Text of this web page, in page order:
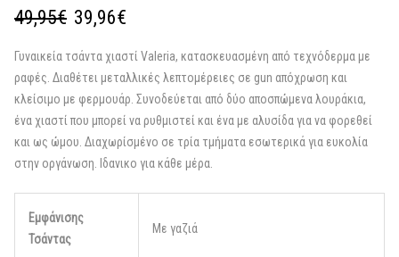
49,95€ Original
was:
49,95€.
39,96€
τιμή
είναι:
39,96€.
Γυναικεία τσάντα χιαστί Valeria, κατασκευασμένη από τεχνόδερμα με
ραφές. Διαθέτει μεταλλικές λεπτομέρειες σε gun απόχρωση και
κλείσιμο με φερμουάρ. Συνοδεύεται από δύο αποσπώμενα λουράκια,
ένα χιαστί που μπορεί να ρυθμιστεί και ένα με αλυσίδα για να φορεθεί
και ως ώμου. Διαχωρίσμένο σε τρία τμήματα εσωτερικά για ευκολία
στην οργάνωση. Ιδανικο για κάθε μέρα.
Εμφάνισης
Τσάντας
Με γαζιά